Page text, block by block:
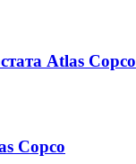
Atlas Copco
Copco